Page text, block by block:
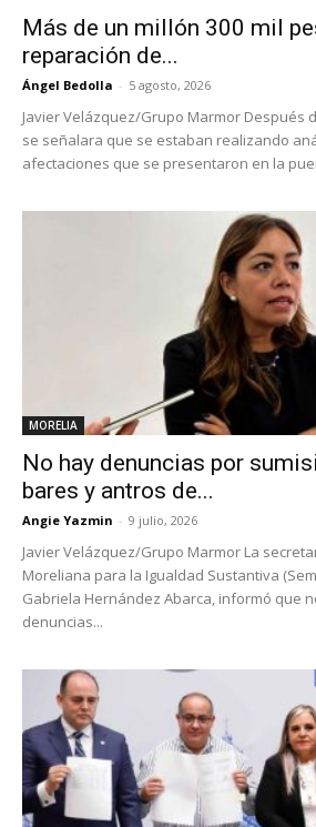
Más de un millón 300 mil
reparación de...
Ángel Bedolla - 5 agosto, 2026
Javier Velázquez/Grupo Marmor Después
se señalara que se estaban realizando
afectaciones que se presentaron en la
MORELIA
No hay denuncias por
bares y antros de...
Angie Yazmin - 9 julio, 2026
Javier Velázquez/Grupo Marmor La
Moreliana para la Igualdad Sustantiva
Gabriela Hernández Abarca, informó que
denuncias...